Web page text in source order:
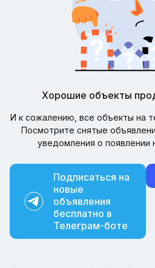
Хорошие объекты
И к сожалению, все объекты на
Посмотрите снятые
уведомления о появлении
Подписаться на
новые
объявления
бесплатно в
Телеграм-боте